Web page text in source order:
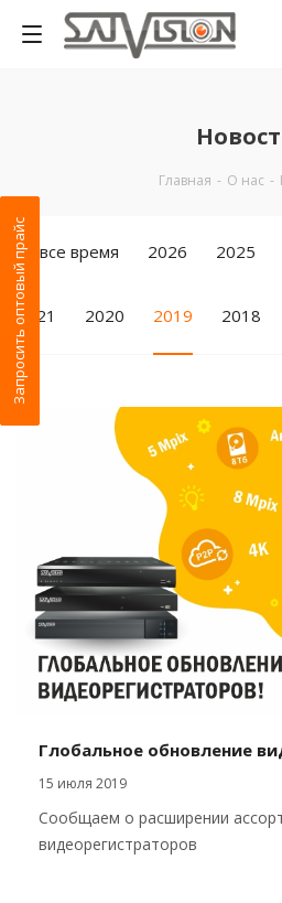
Главная - О нас -
За все время 2026 2025
2021 2020 2019 2018
Глобальное обновление
15 июля 2019
Сообщаем о расширении
видеорегистраторов
Запросить оптовый прайс